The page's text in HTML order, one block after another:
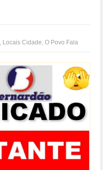
, Locais Cidade,O Povo Fala